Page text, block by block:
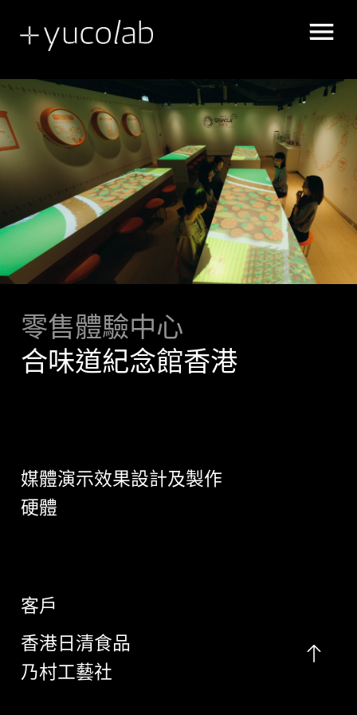
零售體驗中心
合味道紀念館香港
媒體演示效果設計及製作
硬體
客戶
香港日清食品
乃村工藝社